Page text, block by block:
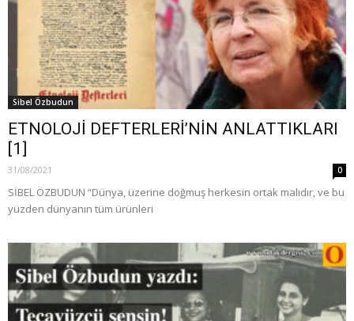
Sibel Özbudun
ETNOLOJİ DEFTERLERİ’NİN ANLATTIKLARI
[1]
31/08/2021 0
SİBEL ÖZBUDUN “Dünya, üzerine doğmuş herkesin ortak malıdır, ve bu
yüzden dünyanın tüm ürünleri